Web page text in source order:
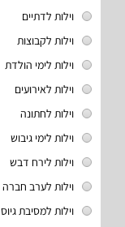
וילות לדתיים
וילות לקבוצות
וילות לימי הולדת
וילות לאירועים
וילות לחתונה
וילות לימי גיבוש
וילות לירח דבש
וילות לערב חברה
וילות למסיבת גיוס